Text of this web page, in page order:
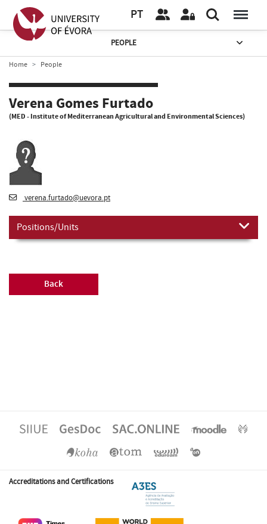
PT
PEOPLE
Home People
Verena Gomes Furtado
(MED - Institute of Mediterranean Agricultural and Environmental Sciences)
verena.furtado@uevora.pt
Positions/Units
Back
Accreditations and Certifications